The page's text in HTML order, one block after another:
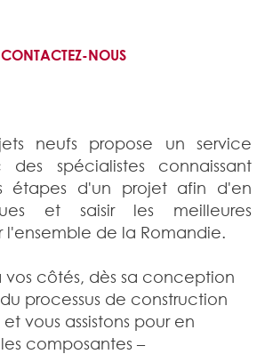
CONTACTEZ-NOUS
neufs propose un service
spécialistes connaissant
étapes d'un projet afin d'en
et saisir les meilleures
l'ensemble de la Romandie.
vos côtés, dès sa conception
processus de construction
vous assistons pour en
composantes –